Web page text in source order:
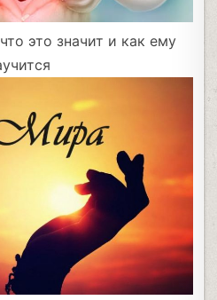
это значит и как ему